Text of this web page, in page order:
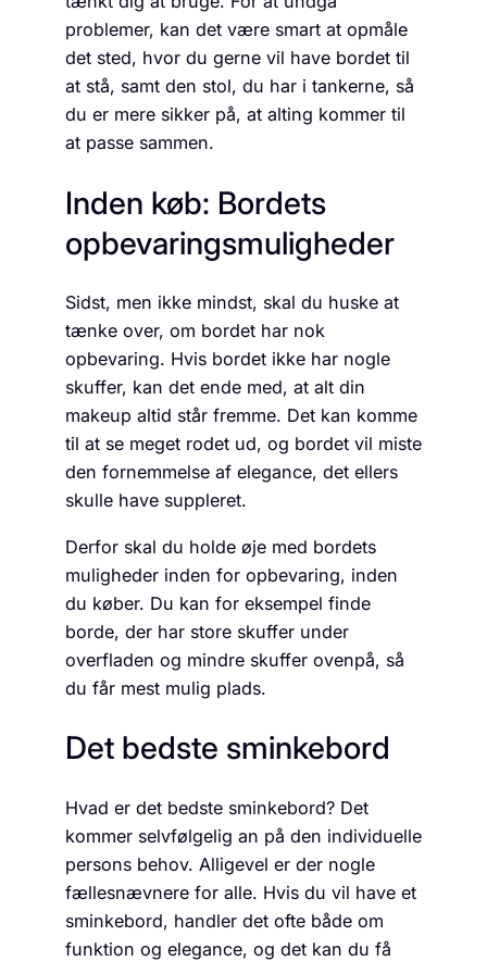
problemer, kan det være smart at opmåle
det sted, hvor du gerne vil have bordet til
at stå, samt den stol, du har i tankerne, så
du er mere sikker på, at alting kommer til
at passe sammen.
Inden køb: Bordets
opbevaringsmuligheder
Sidst, men ikke mindst, skal du huske at
tænke over, om bordet har nok
opbevaring. Hvis bordet ikke har nogle
skuffer, kan det ende med, at alt din
makeup altid står fremme. Det kan komme
til at se meget rodet ud, og bordet vil miste
den fornemmelse af elegance, det ellers
skulle have suppleret.
Derfor skal du holde øje med bordets
muligheder inden for opbevaring, inden
du køber. Du kan for eksempel finde
borde, der har store skuffer under
overfladen og mindre skuffer ovenpå, så
du får mest mulig plads.
Det bedste sminkebord
Hvad er det bedste sminkebord? Det
kommer selvfølgelig an på den individuelle
persons behov. Alligevel er der nogle
fællesnævnere for alle. Hvis du vil have et
sminkebord, handler det ofte både om
funktion og elegance, og det kan du få